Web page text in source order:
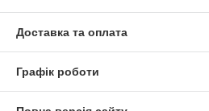
Доставка та оплата
Графік роботи